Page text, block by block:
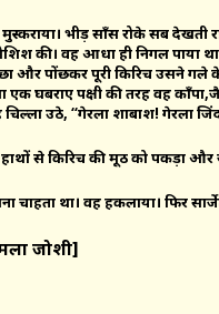
मुस्कराया। भीड़ साँस रोके सब
की। वह आधा ही निगल पाया
और पोंछकर पूरी किरिच उसने
एक घबराए पक्षी की तरह वह
उठे, ‘‘गेरला शाबाश! गेरला
से किरिच की मूठ को पकड़ा
चाहता था। वह हकलाया। फिर
जोशी]